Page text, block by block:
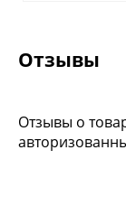
Отзывы
Отзывы о